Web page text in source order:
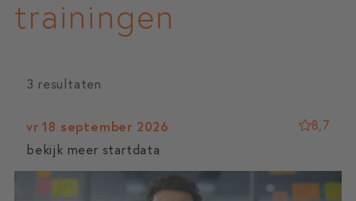
trainingen
3 resultaten
vr 18 september 2026
bekijk meer startdata
8,7